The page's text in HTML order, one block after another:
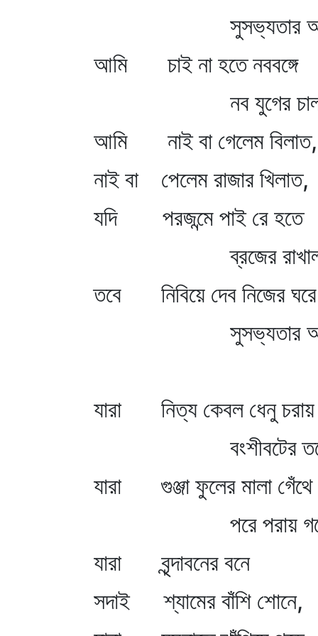
সুসভ্যতার
আমি চাই না হতে নববঙ্গে
নব যুগের
আমি নাই বা গেলেম বিলাত,
নাই বা পেলেম রাজার খিলাত,
যদি পরজন্মে পাই রে হতে
ব্রজের রাখাল
তবে নিবিয়ে দেব নিজের ঘরে
সুসভ্যতার
যারা নিত্য কেবল ধেনু চরায়
বংশীবটের
যারা গুঞ্জা ফুলের মালা গেঁথে
পরে পরায়
যারা বৃন্দাবনের বনে
সদাই শ্যামের বাঁশি শোনে,